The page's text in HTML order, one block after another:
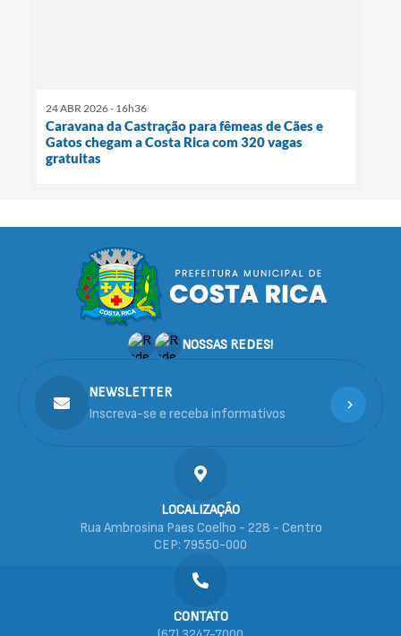
24 ABR 2026 - 16h36
Caravana da Castração para fêmeas de Cães e
Gatos chegam a Costa Rica com 320 vagas
gratuitas
NOSSAS REDES!
LOCALIZAÇÃO
Rua Ambrosina Paes Coelho - 228 - Centro
CEP: 79550-000
CONTATO
NEWSLETTER
Inscreva-se e receba informativos